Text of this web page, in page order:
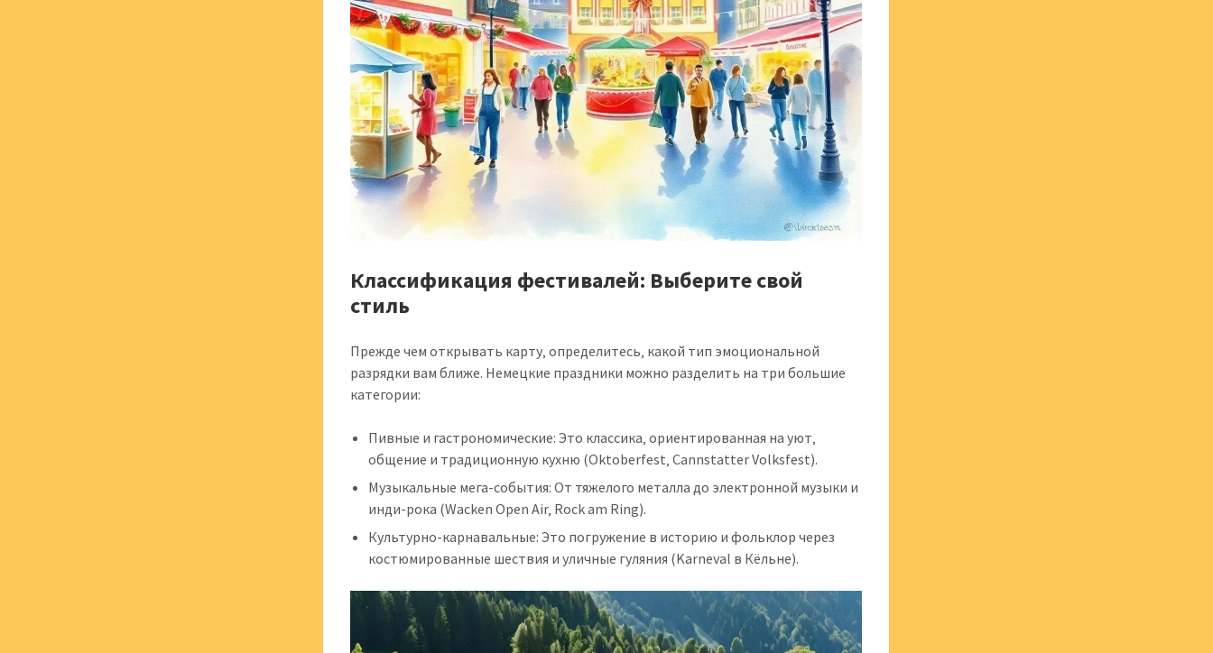
Классификация фестивалей: Выберите свой
стиль
Прежде чем открывать карту‚ определитесь‚ какой тип эмоциональной
разрядки вам ближе. Немецкие праздники можно разделить на три большие
категории:
Пивные и гастрономические: Это классика‚ ориентированная на уют‚
общение и традиционную кухню (Oktoberfest‚ Cannstatter Volksfest).
Музыкальные мега-события: От тяжелого металла до электронной музыки и
инди-рока (Wacken Open Air‚ Rock am Ring).
Культурно-карнавальные: Это погружение в историю и фольклор через
костюмированные шествия и уличные гуляния (Karneval в Кёльне).